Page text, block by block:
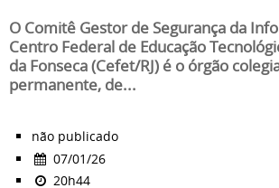
O Comitê Gestor de Segurança da
Centro Federal de Educação
da Fonseca (Cefet/RJ) é o órgão
permanente, de...
não publicado
07/01/26
20h44